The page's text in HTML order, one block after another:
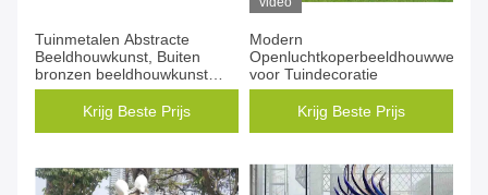
Tuinmetalen Abstracte
Beeldhouwkunst, Buiten
bronzen beeldhouwkunst
Publieke decoratie
Krijg Beste Prijs
Modern
Openluchtkoperbeeldhouwwerk
voor Tuindecoratie
Krijg Beste Prijs